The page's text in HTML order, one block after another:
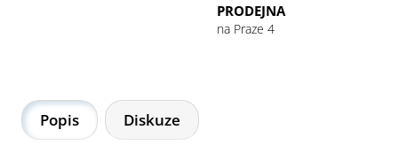
PRODEJNA
na Praze 4
Popis Diskuze